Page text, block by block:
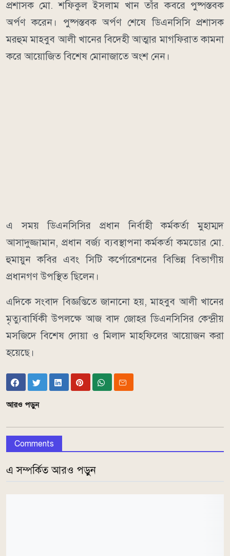
প্রশাসক মো. শফিকুল ইসলাম খান তাঁর কবরে পুষ্পস্তবক
অর্পণ করেন। পুষ্পস্তবক অর্পণ শেষে ডিএনসিসি প্রশাসক
মরহুম মাহবুব আলী খানের বিদেহী আত্মার মাগফিরাত কামনা
করে আয়োজিত বিশেষ মোনাজাতে অংশ নেন।
এ সময় ডিএনসিসির প্রধান নির্বাহী কর্মকর্তা মুহাম্মদ
আসাদুজ্জামান, প্রধান বর্জ্য ব্যবস্থাপনা কর্মকর্তা কমডোর মো.
হুমায়ুন কবির এবং সিটি কর্পোরেশনের বিভিন্ন বিভাগীয়
প্রধানগণ উপস্থিত ছিলেন।
এদিকে সংবাদ বিজ্ঞপ্তিতে জানানো হয়, মাহবুব আলী খানের
মৃত্যুবার্ষিকী উপলক্ষে আজ বাদ জোহর ডিএনসিসির কেন্দ্রীয়
মসজিদে বিশেষ দোয়া ও মিলাদ মাহফিলের আয়োজন করা
হয়েছে।
আরও পড়ুন
Comments
এ সম্পর্কিত আরও পড়ুন